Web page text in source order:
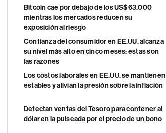
Bitcoin cae por debajo de los US$63.000
mientras los mercados reducen su
exposición al riesgo
Confianza del consumidor en EE.UU. alcanza
su nivel más alto en cinco meses: estas son
las razones
Los costos laborales en EE.UU. se mantienen
estables y alivian la presión sobre la inflación
Detectan ventas del Tesoro para contener al
dólar en la pulseada por el precio de un bono